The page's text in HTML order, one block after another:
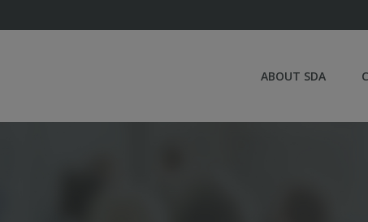
ABOUT SDA